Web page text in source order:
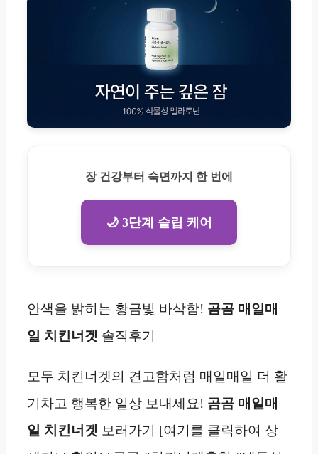
장 건강부터 숙면까지 한 번에
🌙 3단계 슬립 케어
안색을 밝히는 황금빛 바삭함! 곰곰 매일매
일 치킨너겟 솔직후기
모두 치킨너겟의 견고함처럼 매일매일 더 활
기차고 행복한 일상 보내세요! 곰곰 매일매
일 치킨너겟 보러가기 [여기를 클릭하여 상